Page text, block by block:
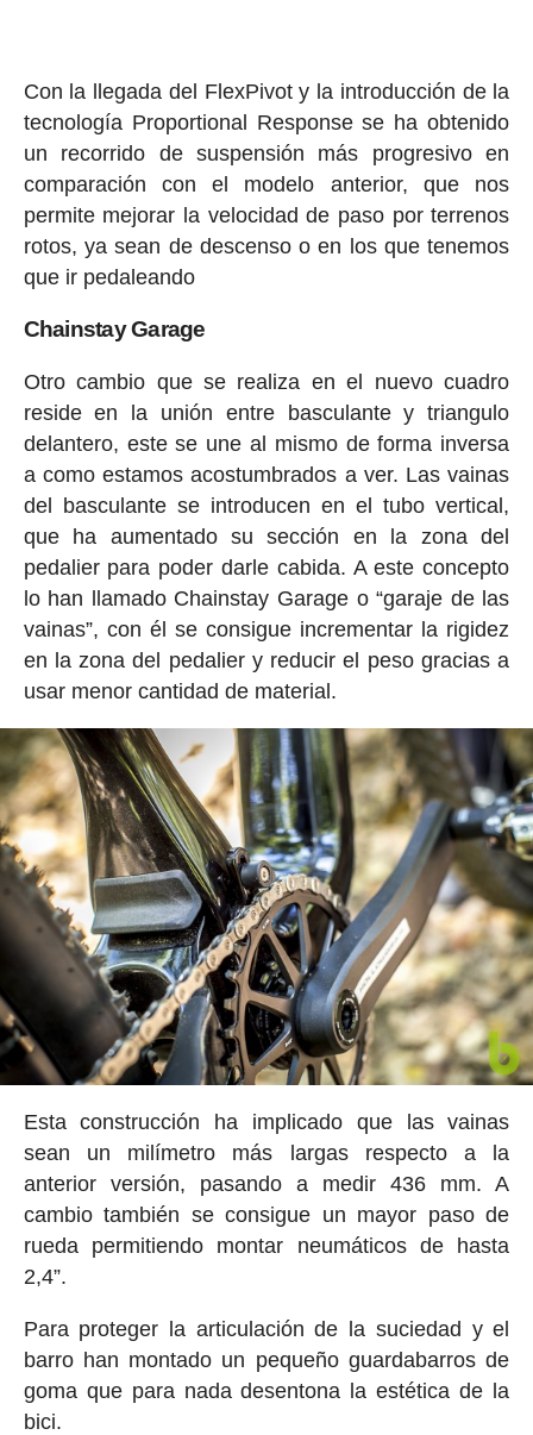
Con la llegada del FlexPivot y la introducción de la
tecnología Proportional Response se ha obtenido
un recorrido de suspensión más progresivo en
comparación con el modelo anterior, que nos
permite mejorar la velocidad de paso por terrenos
rotos, ya sean de descenso o en los que tenemos
que ir pedaleando
Chainstay Garage
Otro cambio que se realiza en el nuevo cuadro
reside en la unión entre basculante y triangulo
delantero, este se une al mismo de forma inversa
a como estamos acostumbrados a ver. Las vainas
del basculante se introducen en el tubo vertical,
que ha aumentado su sección en la zona del
pedalier para poder darle cabida. A este concepto
lo han llamado Chainstay Garage o “garaje de las
vainas”, con él se consigue incrementar la rigidez
en la zona del pedalier y reducir el peso gracias a
usar menor cantidad de material.
Esta construcción ha implicado que las vainas
sean un milímetro más largas respecto a la
anterior versión, pasando a medir 436 mm. A
cambio también se consigue un mayor paso de
rueda permitiendo montar neumáticos de hasta
2,4”.
Para proteger la articulación de la suciedad y el
barro han montado un pequeño guardabarros de
goma que para nada desentona la estética de la
bici.